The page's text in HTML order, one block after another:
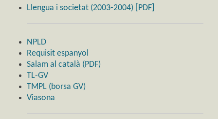
Llengua i societat (2003-2004) [PDF]
NPLD
Requisit espanyol
Salam al català (PDF)
TL-GV
TMPL (borsa GV)
Viasona